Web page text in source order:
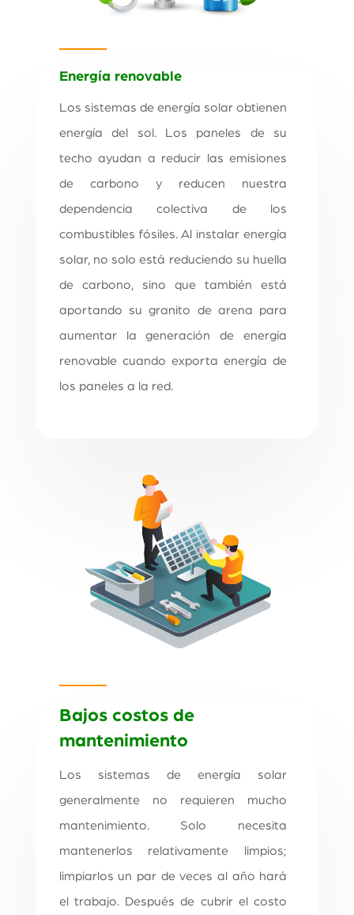
Energía renovable
Los sistemas de energía solar obtienen
energía del sol. Los paneles de su
techo ayudan a reducir las emisiones
de carbono y reducen nuestra
dependencia colectiva de los
combustibles fósiles. Al instalar energía
solar, no solo está reduciendo su huella
de carbono, sino que también está
aportando su granito de arena para
aumentar la generación de energía
renovable cuando exporta energía de
los paneles a la red.
Bajos costos de
mantenimiento
Los sistemas de energía solar
generalmente no requieren mucho
mantenimiento. Solo necesita
mantenerlos relativamente limpios;
limpiarlos un par de veces al año hará
el trabajo. Después de cubrir el costo